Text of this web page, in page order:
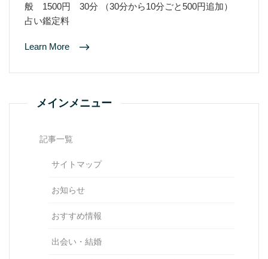
般 1500円 30分 （30分から10分ごと500円追加）
占い鑑定料
Learn More
メインメニュー
記事一覧
サイトマップ
お知らせ
おすすめ情報
出会い・結婚